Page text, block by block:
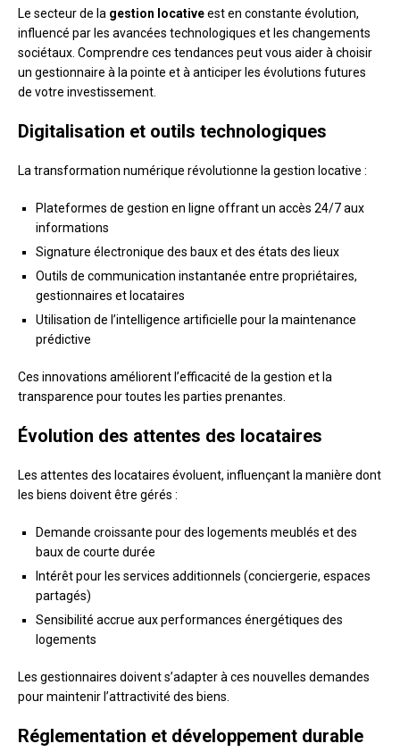
Le secteur de la gestion locativeest en constante évolution,
influencé par les avancées technologiques et les changements
sociétaux. Comprendre ces tendances peut vous aider à choisir
un gestionnaire à la pointe et à anticiper les évolutions futures
de votre investissement.
Digitalisation et outils technologiques
La transformation numérique révolutionne la gestion locative :
Plateformes de gestion en ligne offrant un accès 24/7 aux
informations
Signature électronique des baux et des états des lieux
Outils de communication instantanée entre propriétaires,
gestionnaires et locataires
Utilisation de l’intelligence artificielle pour la maintenance
prédictive
Ces innovations améliorent l’efficacité de la gestion et la
transparence pour toutes les parties prenantes.
Évolution des attentes des locataires
Les attentes des locataires évoluent, influençant la manière dont
les biens doivent être gérés :
Demande croissante pour des logements meublés et des
baux de courte durée
Intérêt pour les services additionnels (conciergerie, espaces
partagés)
Sensibilité accrue aux performances énergétiques des
logements
Les gestionnaires doivent s’adapter à ces nouvelles demandes
pour maintenir l’attractivité des biens.
Réglementation et développement durable